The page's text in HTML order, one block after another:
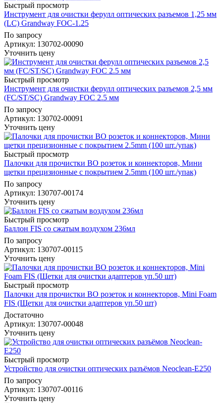
Быстрый просмотр
Инструмент для очистки ферулл оптических разъемов 1,25 мм
(LC) Grandway FOC-1.25
По запросу
Артикул: 130702-00090
Уточнить цену
Быстрый просмотр
Инструмент для очистки ферулл оптических разъемов 2,5 мм
(FC/ST/SC) Grandway FOC 2.5 мм
По запросу
Артикул: 130702-00091
Уточнить цену
Быстрый просмотр
Палочки для прочистки ВО розеток и коннекторов, Мини
щетки прецизионные с покрытием 2.5mm (100 шт./упак)
По запросу
Артикул: 130707-00174
Уточнить цену
Быстрый просмотр
Баллон FIS со сжатым воздухом 236мл
По запросу
Артикул: 130707-00115
Уточнить цену
Быстрый просмотр
Палочки для прочистки ВО розеток и коннекторов, Mini Foam
FIS (Щетки для очистки адаптеров уп.50 шт)
Достаточно
Артикул: 130707-00048
Уточнить цену
Быстрый просмотр
Устройство для очистки оптических разъёмов Neoclean-E250
По запросу
Артикул: 130707-00116
Уточнить цену